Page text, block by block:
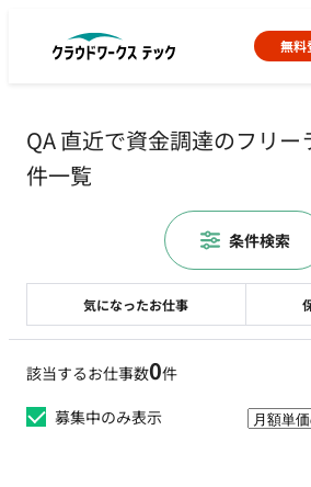
無料
QA 直近で資金調達のフリ
件一覧
該当するお仕事数0件
募集中のみ表示
気になったお仕事
条件検索